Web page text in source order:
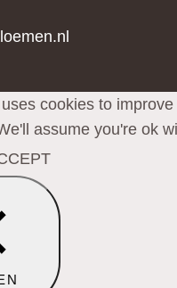
cookies to improve
assume you're ok